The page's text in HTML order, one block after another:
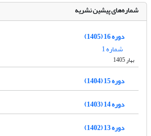
شماره‌های پیشین نشریه
دوره 16 (1405)
شماره 1
بهار 1405
دوره 15 (1404)
دوره 14 (1403)
دوره 13 (1402)